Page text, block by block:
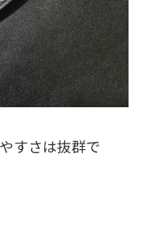
すさは抜群で